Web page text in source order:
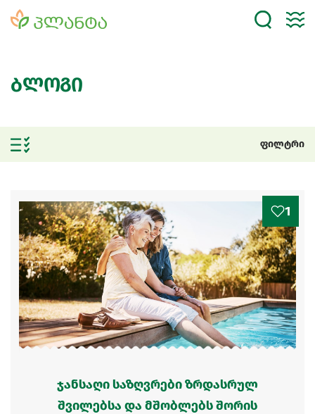
ბლოგი
ფილტრი
1
ჯანსაღი საზღვრები ზრდასრულ
შვილებსა და მშობლებს შორის